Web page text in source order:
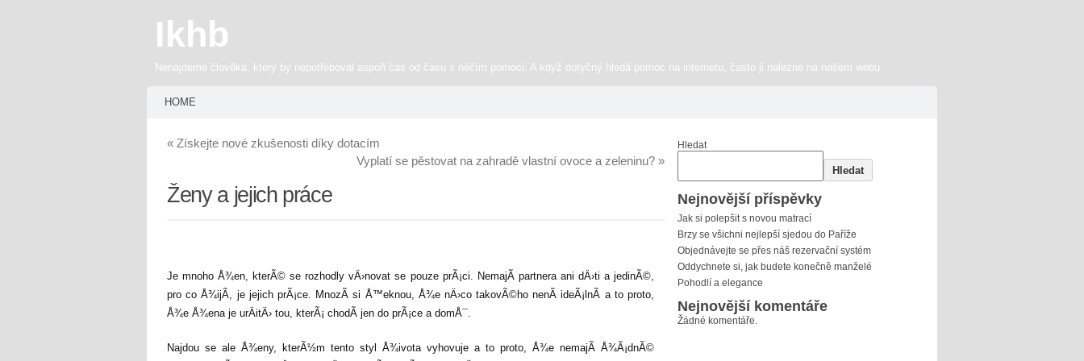
Ikhb
Nenajdeme člověka, který by nepotřeboval aspoň čas od času s něčím pomoci. A když dotyčný hledá pomoc na internetu, často ji nalezne na našem webu.
HOME
« Získejte nové zkušenosti díky dotacím
Vyplatí se pěstovat na zahradě vlastní ovoce a zeleninu? »
Ženy a jejich práce
Je mnoho Å¾en, kterÃ© se rozhodly vÄ›novat se pouze prÃ¡ci. NemajÃ­ partnera ani dÄ›ti a jedinÃ©,
pro co Å¾ijÃ­, je jejich prÃ¡ce. MnozÃ­ si Å™eknou, Å¾e nÄ›co takovÃ©ho nenÃ­ ideÃ¡lnÃ­ a to proto,
Å¾e Å¾ena je urÄitÄ› tou, kterÃ¡ chodÃ­ jen do prÃ¡ce a domÅ¯.
Najdou se ale Å¾eny, kterÃ½m tento styl Å¾ivota vyhovuje a to proto, Å¾e nemajÃ­ Å¾Ã¡dnÃ©
Hledat
Hledat
Nejnovější příspěvky
Jak si polepšit s novou matrací
Brzy se všichni nejlepší sjedou do Paříže
Objednávejte se přes náš rezervační systém
Oddychnete si, jak budete konečně manželé
Pohodlí a elegance
Nejnovější komentáře
Žádné komentáře.